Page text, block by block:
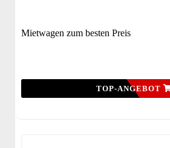
Mietwagen zum besten Preis
TOP-ANGEBOT